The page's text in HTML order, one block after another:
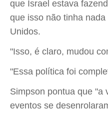
que Israel estava
que isso não tinha
Unidos.
"Isso, é claro, mudou
"Essa política foi
Simpson pontua que "a
eventos se